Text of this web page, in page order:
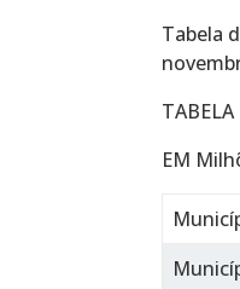
Tabela
TABELA
EM